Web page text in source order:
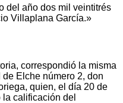
del año dos mil veintitrés
Villaplana García.»
correspondió la misma
Elche número 2, don
quien, el día 20 de
calificación del